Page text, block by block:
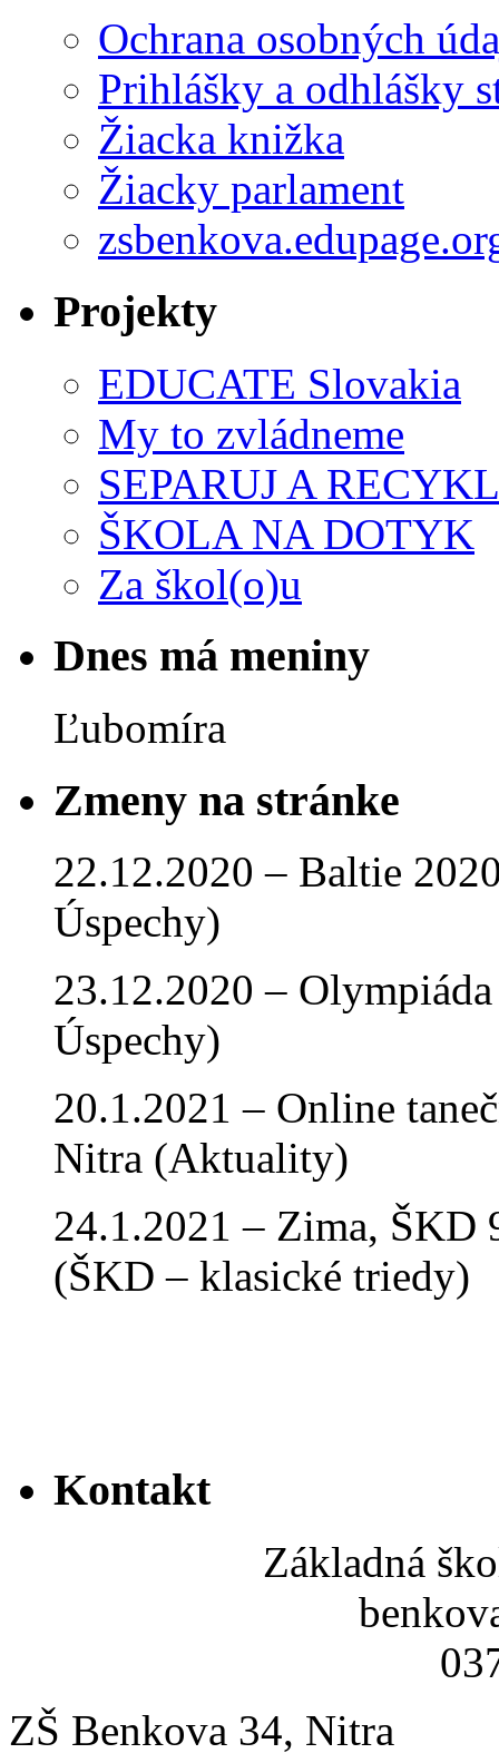
Ochrana osobných
Prihlášky a odhlášky
Žiacka knižka
Žiacky parlament
Projekty
EDUCATE Slovakia
My to zvládneme
SEPARUJ A
ŠKOLA NA DOTYK
Za škol(o)u
Dnes má meniny
Ľubomíra
Zmeny na stránke
22.12.2020 – Baltie
Úspechy)
23.12.2020 –
Úspechy)
20.1.2021 – Online
Nitra (Aktuality)
24.1.2021 – Zima, ŠKD
(ŠKD – klasické triedy)
Kontakt
Základná
ZŠ Benkova 34, Nitra